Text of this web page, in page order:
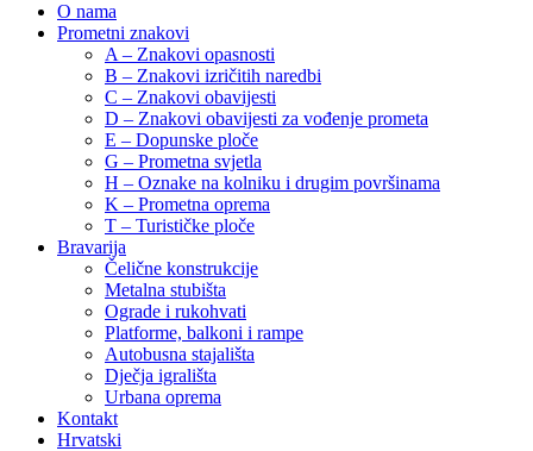
O nama
Prometni znakovi
A – Znakovi opasnosti
B – Znakovi izričitih naredbi
C – Znakovi obavijesti
D – Znakovi obavijesti za vođenje prometa
E – Dopunske ploče
G – Prometna svjetla
H – Oznake na kolniku i drugim površinama
K – Prometna oprema
T – Turističke ploče
Bravarija
Čelične konstrukcije
Metalna stubišta
Ograde i rukohvati
Platforme, balkoni i rampe
Autobusna stajališta
Dječja igrališta
Urbana oprema
Kontakt
Hrvatski